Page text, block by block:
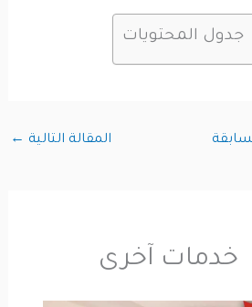
المحتويات
المقالة التالية←
خدمات آخرى